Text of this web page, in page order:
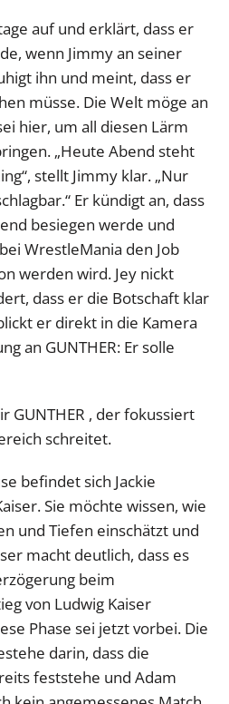
auf und erklärt, dass er
wenn Jimmy an seiner
ihn und meint, dass er
müsse. Die Welt möge an
hier, um all diesen Lärm
„Heute Abend steht
stellt Jimmy klar. „Nur
Er kündigt an, dass
besiegen werde und
WrestleMania den Job
werden wird. Jey nickt
dass er die Botschaft klar
er direkt in die Kamera
an GUNTHER: Er solle
GUNTHER , der fokussiert
schreitet.
befindet sich Jackie
Sie möchte wissen, wie
und Tiefen einschätzt und
macht deutlich, dass es
beim
von Ludwig Kaiser
Phase sei jetzt vorbei. Die
darin, dass die
feststehe und Adam